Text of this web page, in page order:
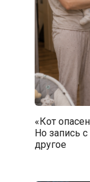
«Кот
Но запись
другое